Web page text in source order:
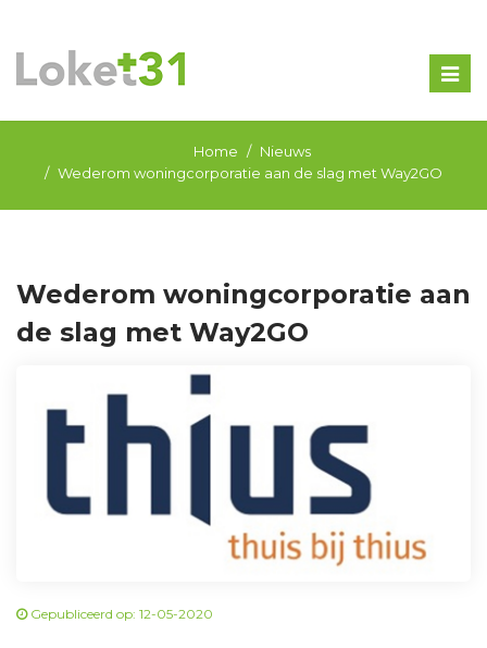
Home
Nieuws
Wederom woningcorporatie aan de slag met Way2GO
Wederom woningcorporatie aan
de slag met Way2GO
Gepubliceerd op: 12-05-2020